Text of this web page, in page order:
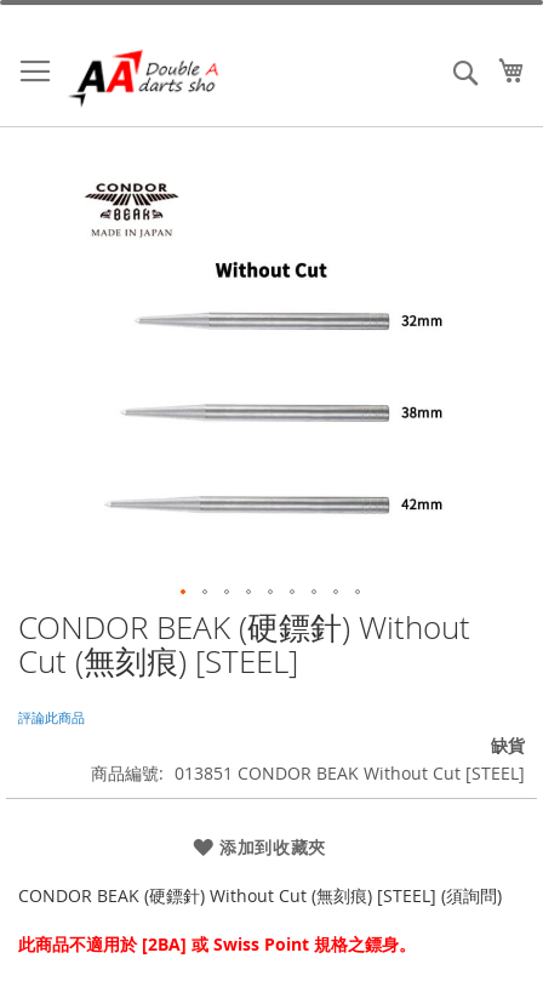
跳
內
容
搜索
CONDOR BEAK (硬鏢針) Without
Cut (無刻痕) [STEEL]
評論此商品
缺貨
商品編號
013851 CONDOR BEAK Without Cut [STEEL]
添加到收藏夾
CONDOR BEAK (硬鏢針) Without Cut (無刻痕) [STEEL] (須詢問)
此商品不適用於 [2BA] 或 Swiss Point 規格之鏢身。
Skip
to
the
of